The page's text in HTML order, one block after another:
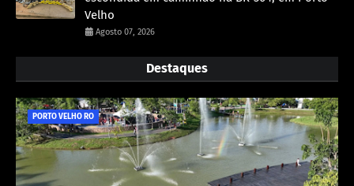
Velho
Agosto 07, 2026
Destaques
PORTO VELHO RO